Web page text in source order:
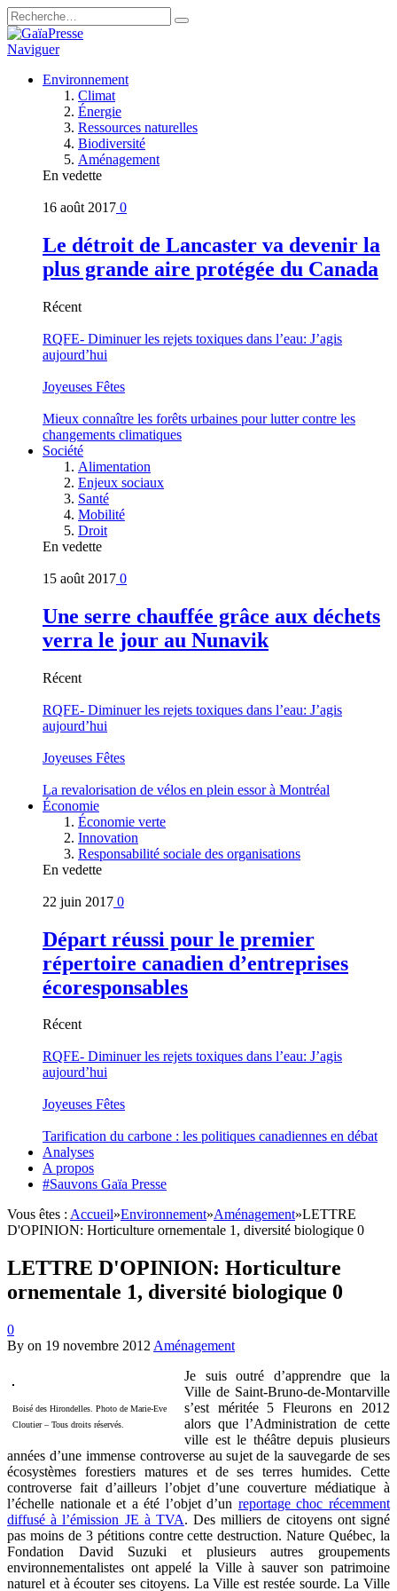
Naviguer
Environnement
Climat
Énergie
Ressources naturelles
Biodiversité
Aménagement
En vedette
16 août 2017 0
Le détroit de Lancaster va devenir la
plus grande aire protégée du Canada
Récent
RQFE- Diminuer les rejets toxiques dans l’eau: J’agis
aujourd’hui
Joyeuses Fêtes
Mieux connaître les forêts urbaines pour lutter contre les
changements climatiques
Société
Alimentation
Enjeux sociaux
Santé
Mobilité
Droit
En vedette
15 août 2017 0
Une serre chauffée grâce aux déchets
verra le jour au Nunavik
Récent
RQFE- Diminuer les rejets toxiques dans l’eau: J’agis
aujourd’hui
Joyeuses Fêtes
La revalorisation de vélos en plein essor à Montréal
Économie
Économie verte
Innovation
Responsabilité sociale des organisations
En vedette
22 juin 2017 0
Départ réussi pour le premier
répertoire canadien d’entreprises
écoresponsables
Récent
RQFE- Diminuer les rejets toxiques dans l’eau: J’agis
aujourd’hui
Joyeuses Fêtes
Tarification du carbone : les politiques canadiennes en débat
Analyses
A propos
#Sauvons Gaïa Presse
Vous êtes : Accueil»Environnement»Aménagement»LETTRE
D'OPINION: Horticulture ornementale 1, diversité biologique 0
LETTRE D'OPINION: Horticulture
ornementale 1, diversité biologique 0
0
By on 19 novembre 2012 Aménagement
Boisé des Hirondelles. Photo de Marie-Eve
Cloutier – Tous droits réservés.
Je suis outré d’apprendre que la
Ville de Saint-Bruno-de-Montarville
s’est méritée 5 Fleurons en 2012
alors que l’Administration de cette
ville est le théâtre depuis plusieurs
années d’une immense controverse au sujet de la sauvegarde de ses
écosystèmes forestiers matures et de ses terres humides. Cette
controverse fait d’ailleurs l’objet d’une couverture médiatique à
l’échelle nationale et a été l’objet d’un reportage choc récemment
diffusé à l’émission JE à TVA. Des milliers de citoyens ont signé
pas moins de 3 pétitions contre cette destruction. Nature Québec, la
Fondation David Suzuki et plusieurs autres groupements
environnementalistes ont appelé la Ville à sauver son patrimoine
naturel et à écouter ses citoyens. La Ville est restée sourde. La Ville